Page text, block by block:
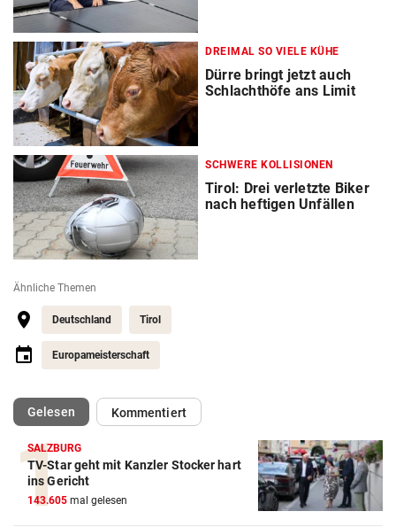
DREIMAL SO VIELE KÜHE
Dürre bringt jetzt auch
Schlachthöfe ans Limit
SCHWERE KOLLISIONEN
Tirol: Drei verletzte Biker
nach heftigen Unfällen
Ähnliche Themen
Deutschland Tirol
Europameisterschaft
Gelesen(ausgewählt)Kommentiert
SALZBURG
TV-Star geht mit Kanzler Stocker hart
ins Gericht
143.605 mal gelesen